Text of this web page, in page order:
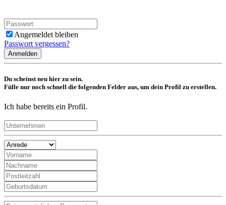
Angemeldet bleiben
Passwort vergessen?
Anmelden
Du scheinst neu hier zu sein.
Fülle nur noch schnell die folgenden Felder aus, um dein Profil zu erstellen.
Ich habe bereits ein Profil.